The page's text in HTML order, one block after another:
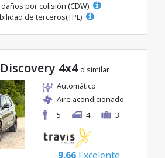
por colisión (CDW)
de terceros(TPL)
4x4 o similar
Automático
Aire acondicionado
5
4 3
9.66 Excelente